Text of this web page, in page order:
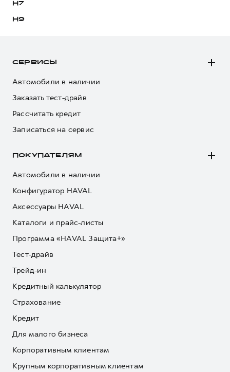
H7
H9
СЕРВИСЫ
Автомобили в наличии
Заказать тест-драйв
Рассчитать кредит
Записаться на сервис
ПОКУПАТЕЛЯМ
Автомобили в наличии
Конфигуратор HAVAL
Аксессуары HAVAL
Каталоги и прайс-листы
Программа «HAVAL Защита+»
Тест-драйв
Трейд-ин
Кредитный калькулятор
Страхование
Кредит
Для малого бизнеса
Корпоративным клиентам
Крупным корпоративным клиентам